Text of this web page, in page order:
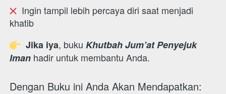
  Ingin tampil lebih percaya diri saat menjadi
khatib
  Jika iya
, buku Khutbah Jum’at Penyejuk
Iman hadir untuk membantu Anda.
Dengan Buku ini Anda Akan Mendapatkan: